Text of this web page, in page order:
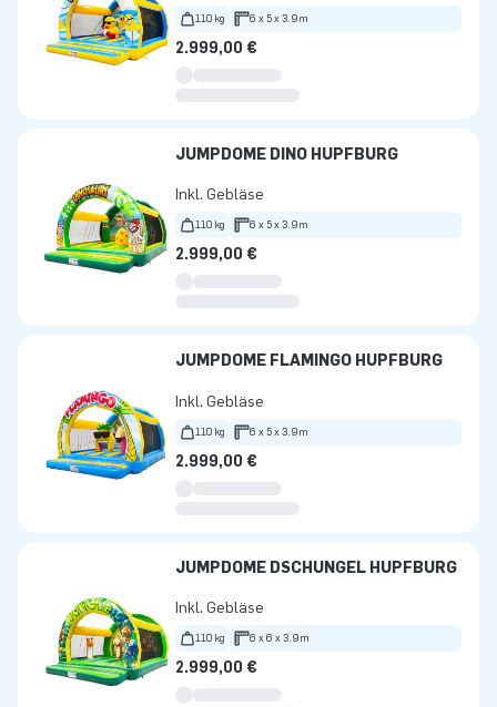
110 kg 6 x 5 x 3.9m
2.999,00 €
JUMPDOME DINO HÜPFBURG
Inkl. Gebläse
110 kg 6 x 5 x 3.9m
2.999,00 €
JUMPDOME FLAMINGO HÜPFBURG
Inkl. Gebläse
110 kg 6 x 5 x 3.9m
2.999,00 €
JUMPDOME DSCHUNGEL HÜPFBURG
Inkl. Gebläse
110 kg 6 x 6 x 3.9m
2.999,00 €